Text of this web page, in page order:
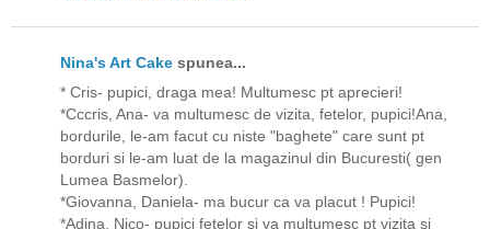
Nina's Art Cake spunea...
* Cris- pupici, draga mea! Multumesc pt aprecieri!
*Cccris, Ana- va multumesc de vizita, fetelor, pupici!Ana,
bordurile, le-am facut cu niste "baghete" care sunt pt
borduri si le-am luat de la magazinul din Bucuresti( gen
Lumea Basmelor).
*Giovanna, Daniela- ma bucur ca va placut ! Pupici!
*Adina, Nico- pupici fetelor si va multumesc pt vizita si